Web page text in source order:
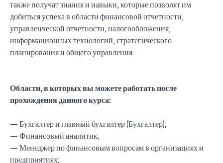
также получат знания и навыки, которые позволят им
добиться успеха в области финансовой отчетности,
управленческой отчетности, налогообложения,
информационных технологий, стратегического
планирования и общего управления.
Области, в которых вы можете работать после
прохождения данного курса:
— Бухгалтер и главный бухгалтер (Бухгалтер);
— Финансовый аналитик;
— Менеджер по финансовым вопросам в организациях и
предприятиях;